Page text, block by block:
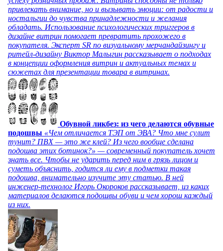
привлекать внимание, но и вызывать эмоции: от радости и
ностальгии до чувства принадлежности и желания
обладать. Использование психологических триггеров в
дизайне витрин помогает превратить прохожего в
покупателя. Эксперт SR по визуальному мерчандайзингу и
ритейл-дизайну Виктор Малыгин рассказывает о подходах
в концепции оформления витрин и актуальных темах и
сюжетах для презентации товара в витринах.
Обувной ликбез: из чего делаются обувные
подошвы «Чем отличается ТЭП от ЭВА? Что мне сулит
тунит? ПВХ — это же клей? Из чего вообще сделана
подошва этих ботинок?» — современный покупатель хочет
знать все. Чтобы не ударить перед ним в грязь лицом и
суметь объяснить, годится ли ему в подметки такая
подошва, внимательно изучите эту статью. В ней
инженер-технолог Игорь Окороков рассказывает, из каких
материалов делаются подошвы обуви и чем хорош каждый
из них.